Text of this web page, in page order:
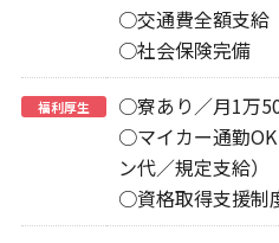
○交通費全額支給
○社会保険完備
福利厚生
○寮あり／月1万
○マイカー通勤
ン代／規定支給）
○資格取得支援制